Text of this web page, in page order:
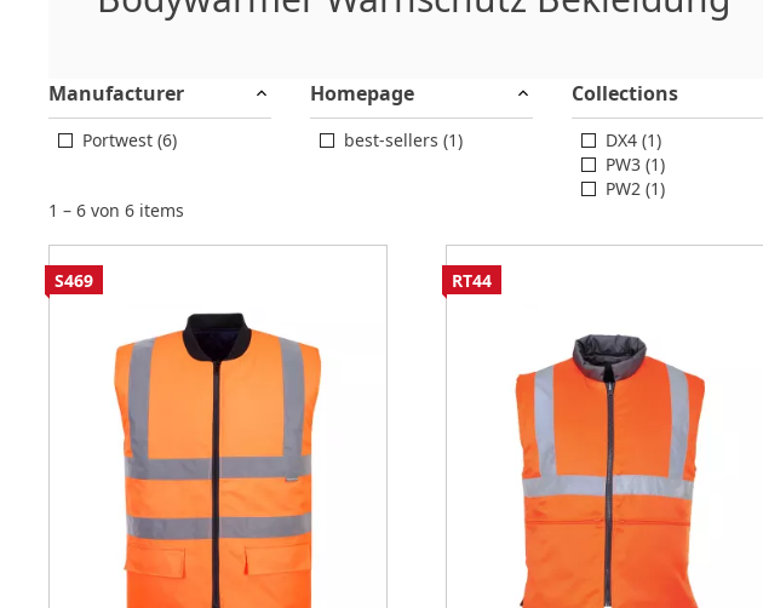
Manufacturer
Portwest (6)
Homepage
best-sellers (1)
Collections
DX4 (1)
PW3 (1)
PW2 (1)
1 – 6 von 6 items
S469 RT44